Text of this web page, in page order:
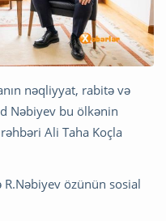
nəqliyyat, rabitə və
Nəbiyev bu ölkənin
Ali Taha Koçla
özünün sosial